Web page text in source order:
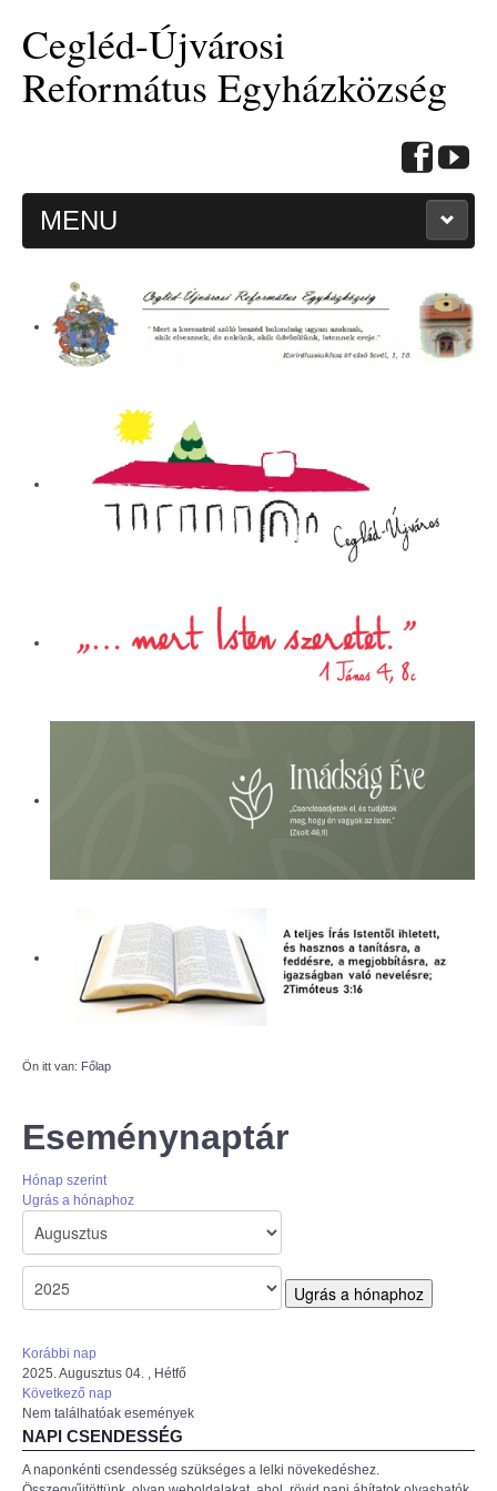
Cegléd-Újvárosi
Református Egyházközség
MENU
KEZDŐOLDAL
HITMÉLYÍTŐ CIKKEK
ALKALMAINK
ÜGYINTÉZÉS
ELÉRHETŐSÉG
EVANGÉLIZÁCIÓS SOROZATOK
KÓRHÁZLELKÉSZI SZOLGÁLAT
CEGLÉDI REFORMÁTUS ÁLTALÁNOS
ISKOLA ÉS ÓVODA
SZERETETSZOLGÁLAT
ISKOLAGYÜMÖLCS PÁLYÁZAT
"KŐRÖSTETÉTLENI ÚJ TORNATEREM
ÉPÍTÉSE" PÁLYÁZAT
Ön itt van: Főlap
Eseménynaptár
Hónap szerint
Ugrás a hónaphoz
Ugrás a hónaphoz
Korábbi nap
2025. Augusztus 04. , Hétfő
Következő nap
Nem találhatóak események
NAPI CSENDESSÉG
A naponkénti csendesség szükséges a lelki növekedéshez.